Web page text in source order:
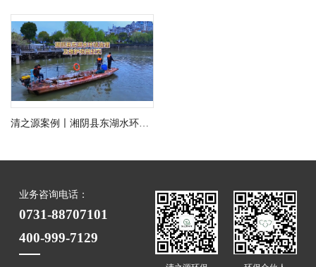
清之源案例〡湘阴县东湖水环境治理及维护项目纪实
业务咨询电话：
0731-88707101
400-999-7129